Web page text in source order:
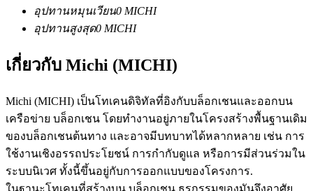
คัดลอกการซื้อขาย
เข้าร่วมกับเทรดเดอร์ชั้นนำ
อุปทานหมุนเวียน0 MICHI
อุปทานสูงสุด0 MICHI
เกี่ยวกับ Michi (MICHI)
Michi (MICHI) เป็นโทเคนดิจิทัลที่อิงกับบล็อกเชนและออกบน
เครือข่าย บล็อกเชน โดยทำงานอยู่ภายในโครงสร้างพื้นฐานเดิม
ของบล็อกเชนต้นทาง และอาจมีบทบาทได้หลากหลาย เช่น การ
ใช้งานเชิงอรรถประโยชน์ การกำกับดูแล หรือการมีส่วนร่วมใน
ระบบนิเวศ ทั้งนี้ขึ้นอยู่กับการออกแบบของโครงการ.
ในฐานะโทเคนที่สร้างบน บล็อกเชน ธุรกรรมของมันจึงอาศัย